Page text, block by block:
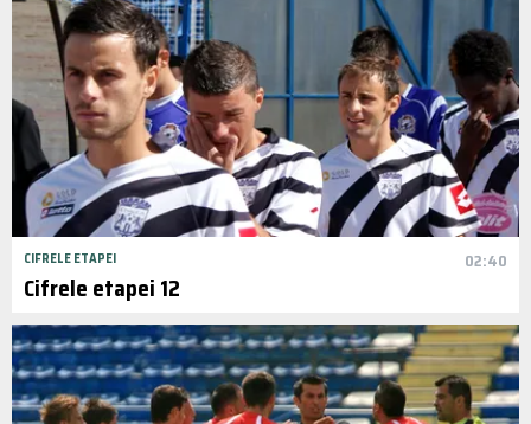
CIFRELE ETAPEI 02:40
Cifrele etapei 12